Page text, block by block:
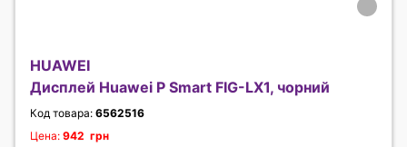
HUAWEI
Дисплей Huawei P Smart FIG-LX1, чорний
Код товара: 6562516
Цена: 942 грн